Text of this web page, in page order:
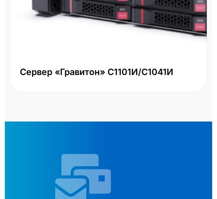
Сервер «Гравитон» С1101И/С1041И